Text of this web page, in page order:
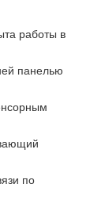
работы в
панелью
по